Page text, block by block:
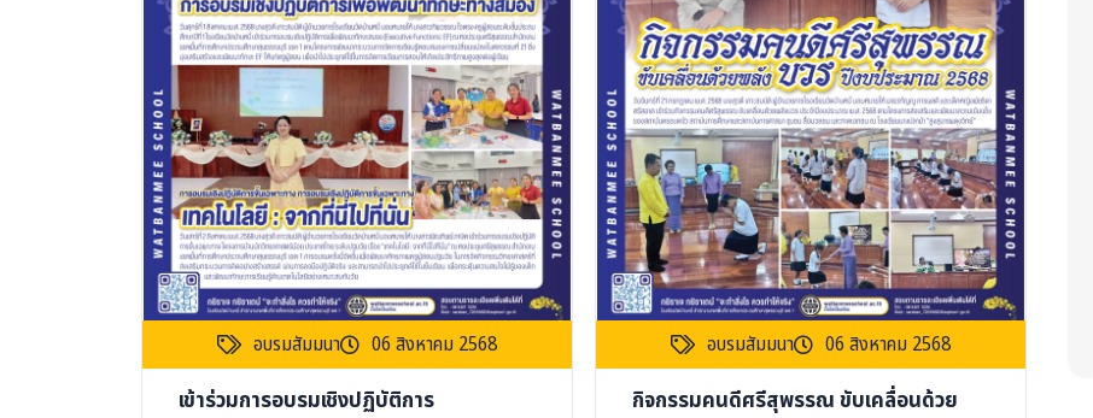
เข้าร่วมการอบรมเชิงปฏิบัติการ
อบรมสัมมนา 06 สิงหาคม 2568
กิจกรรมคนดีศรีสุพรรณ ขับเคลื่อนด้วย
อบรมสัมมนา 06 สิงหาคม 2568